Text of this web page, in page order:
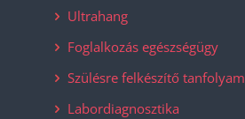
Ultrahang
Foglalkozás egészségügy
Szülésre felkészítő tanfolyam
Labordiagnosztika